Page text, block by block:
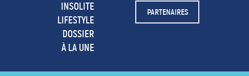
INSOLITE
LIFESTYLE
DOSSIER
À LA UNE
PARTENAIRES